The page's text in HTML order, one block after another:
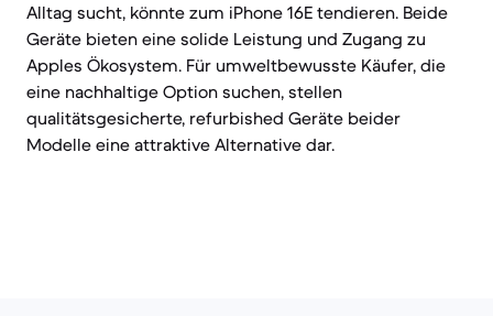
Alltag sucht, könnte zum iPhone 16E tendieren. Beide
Geräte bieten eine solide Leistung und Zugang zu
Apples Ökosystem. Für umweltbewusste Käufer, die
eine nachhaltige Option suchen, stellen
qualitätsgesicherte, refurbished Geräte beider
Modelle eine attraktive Alternative dar.